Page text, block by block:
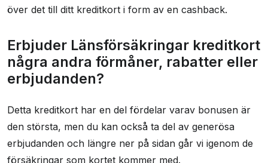
över det till ditt kreditkort i form av en cashback.
Erbjuder Länsförsäkringar kreditkort
några andra förmåner, rabatter eller
erbjudanden?
Detta kreditkort har en del fördelar varav bonusen är
den största, men du kan också ta del av generösa
erbjudanden och längre ner på sidan går vi igenom de
försäkringar som kortet kommer med.